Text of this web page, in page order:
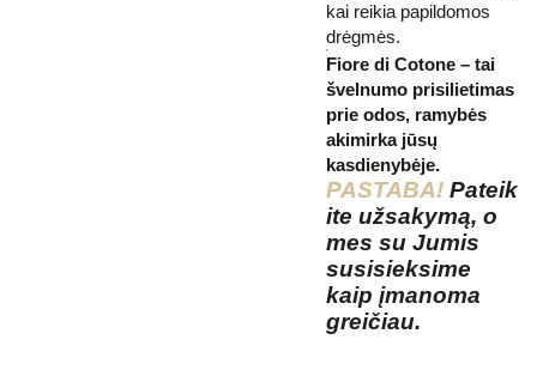
kai reikia papildomos
drėgmės.
Fiore di Cotone – tai
švelnumo prisilietimas
prie odos, ramybės
akimirka jūsų
kasdienybėje.
PASTABA! Pateik
ite užsakymą, o
mes su Jumis
susisieksime
kaip įmanoma
greičiau.